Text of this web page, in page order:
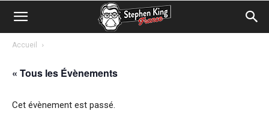
Accueil
« Tous les Évènements
Cet évènement est passé.